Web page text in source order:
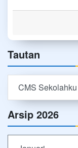
Tautan
CMS Sekolahku
Arsip 2026